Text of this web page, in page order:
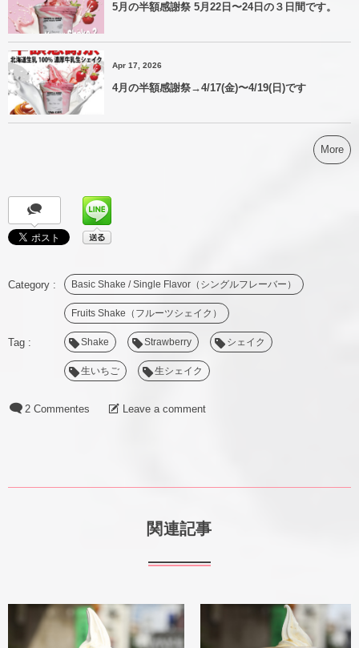
5月の半額感謝祭 5月22日〜24日の３日間です。
Apr 17, 2026
4月の半額感謝祭→4/17(金)〜4/19(日)です
More
Basic Shake / Single Flavor（シングルフレーバー）
Fruits Shake（フルーツシェイク）
Shake Strawberry シェイク
生いちご 生シェイク
2 Commentes Leave a comment
関連記事